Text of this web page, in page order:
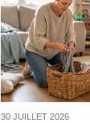
30 JUILLET 2026